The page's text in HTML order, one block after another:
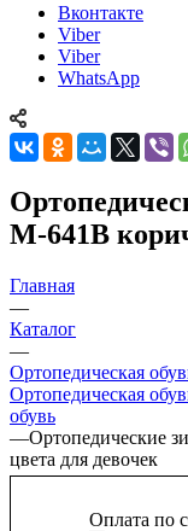
Вконтакте
Viber
Viber
WhatsApp
М-641В
Главная
—
Каталог
—
Ортопедическая
Ортопедическая
обувь
—Ортопедические
цвета для девочек
Оплата по